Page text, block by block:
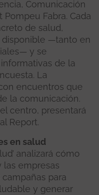
Comunicación
Fabra. Cada
de salud,
—tanto en
y se
de la
La
encuentros que
la comunicación.
centro, presentará
Report.
en salud
analizará cómo
las empresas
para
y generar